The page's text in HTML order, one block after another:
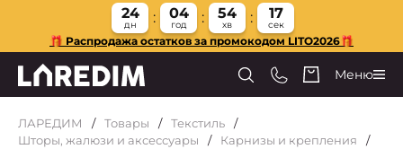
24
дн
04
год
54
хв
16
сек
🎁 Распродажа остатков за промокодом LITO2026🎁
Меню
ЛАРЕДИМ Товары
Текстиль
Шторы, жалюзи и аксессуары
Карнизы и крепления